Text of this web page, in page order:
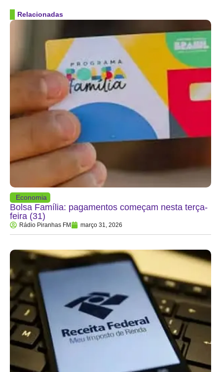
Relacionadas
Economia
Bolsa Família: pagamentos começam nesta terça-
feira (31)
Rádio Piranhas FM março 31, 2026